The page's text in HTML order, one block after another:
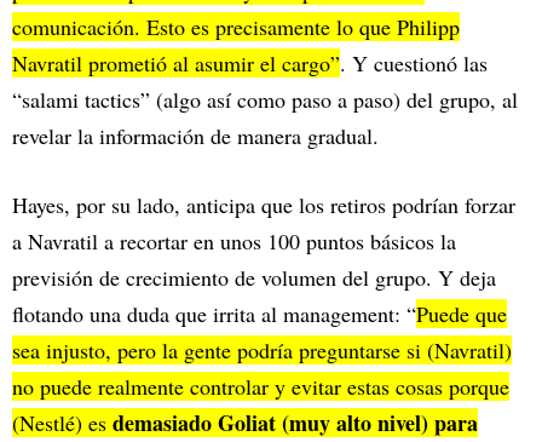
comunicación. Esto es precisamente lo que Philipp
Navratil prometió al asumir el cargo”. Y cuestionó las
“salami tactics” (algo así como paso a paso) del grupo, al
revelar la información de manera gradual.​
Hayes, por su lado, anticipa que los retiros podrían forzar
a Navratil a recortar en unos 100 puntos básicos la
previsión de crecimiento de volumen del grupo. Y deja
flotando una duda que irrita al management: “Puede que
sea injusto, pero la gente podría preguntarse si (Navratil)
no puede realmente controlar y evitar estas cosas porque
(Nestlé) es demasiado Goliat (muy alto nivel) para